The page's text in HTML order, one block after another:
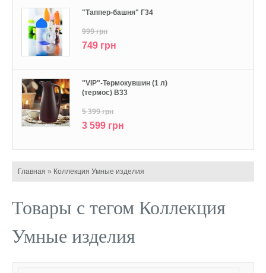
"Tаппер-башня" Г34
999 грн
749 грн
"VIP"-Термокувшин (1 л)
(термос) В33
5 399 грн
3 599 грн
Главная » Коллекция Умные изделия
Товары с тегом Коллекция
Умные изделия